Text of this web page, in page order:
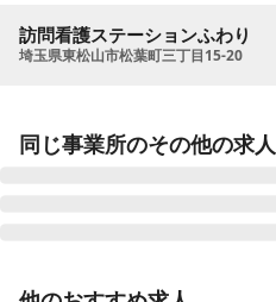
訪問看護ステーションふわり
埼玉県東松山市松葉町三丁目15-20
同じ事業所のその他の求人
正看護師 正社員（常勤）